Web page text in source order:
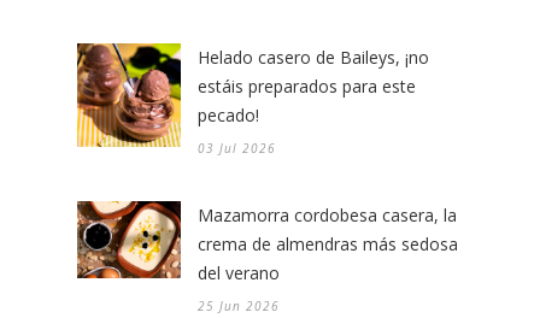
Helado casero de Baileys, ¡no
estáis preparados para este
pecado!
03 Jul 2026
Mazamorra cordobesa casera, la
crema de almendras más sedosa
del verano
25 Jun 2026